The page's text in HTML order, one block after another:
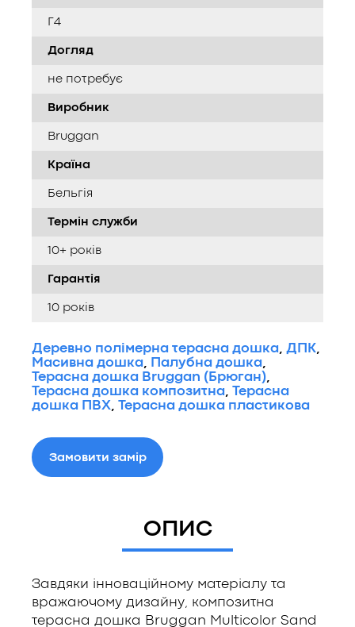
Г4
Догляд
не потребує
Виробник
Bruggan
Країна
Бельгія
Термін служби
10+ років
Гарантія
10 років
Деревно полімерна терасна дошка ДПК
Масивна дошка
Палубна дошка
Терасна дошка Bruggan (Брюган)
Терасна дошка композитна Терасна
дошка ПВХ
Терасна дошка пластикова
Замовити замір
ОПИС
Завдяки інноваційному матеріалу та
вражаючому дизайну, композитна
терасна дошка Bruggan Multicolor Sand